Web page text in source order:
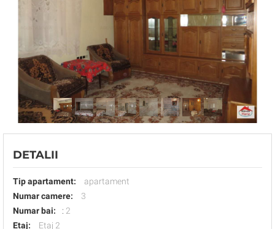
DETALII
Tip apartament:
apartament
Numar camere:
3
Numar bai:
: 2
Etaj:
Etaj 2